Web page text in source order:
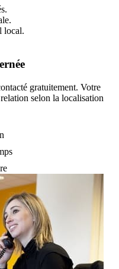
local.
gratuitement. Votre
selon la localisation